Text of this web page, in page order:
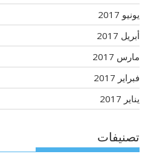
يونيو 2017
أبريل 2017
مارس 2017
فبراير 2017
يناير 2017
تصنيفات